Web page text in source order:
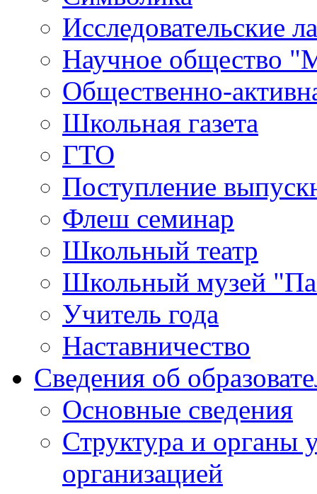
Исследовательские
Научное общество
Общественно-
Школьная газета
ГТО
Поступление
Флеш семинар
Школьный театр
Школьный музей
Учитель года
Наставничество
Сведения об
Основные сведения
Структура и органы
организацией